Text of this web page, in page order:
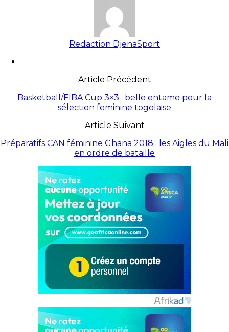
Redaction DjenaSport
Article Précédent
Basketball/FIBA Cup 3×3 : belle entame pour la
sélection feminine togolaise
Article Suivant
Préparatifs CAN féminine Ghana 2018 : les Aigles du Mali
en ordre de bataille